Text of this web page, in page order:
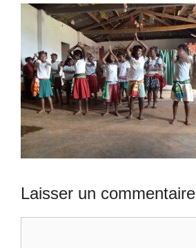
Laisser un commentaire